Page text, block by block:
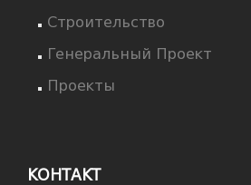
Строительство
Генеральный Проект
Проекты
КОНТАКТ